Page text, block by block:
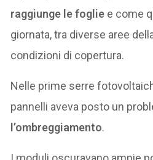
raggiunge le foglie e come
giornata, tra diverse aree
condizioni di copertura.
Nelle prime serre
pannelli aveva posto un
l’ombreggiamento.